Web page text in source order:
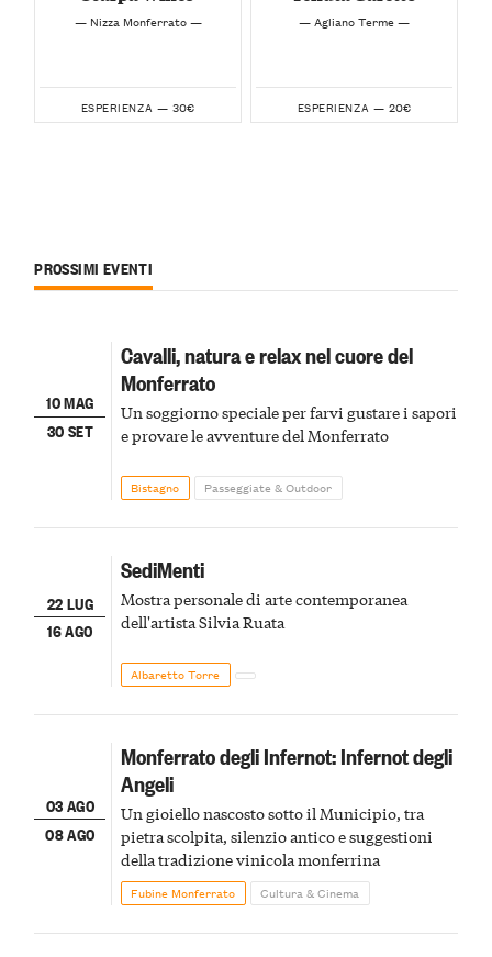
— Nizza Monferrato —
ESPERIENZA — 30€
— Agliano Terme —
ESPERIENZA — 20€
PROSSIMI EVENTI
10 MAG
30 SET
Cavalli, natura e relax nel cuore del
Monferrato
Un soggiorno speciale per farvi gustare i sapori
e provare le avventure del Monferrato
Bistagno Passeggiate & Outdoor
22 LUG
16 AGO
SediMenti
Mostra personale di arte contemporanea
dell'artista Silvia Ruata
Albaretto Torre
03 AGO
08 AGO
Monferrato degli Infernot: Infernot degli
Angeli
Un gioiello nascosto sotto il Municipio, tra
pietra scolpita, silenzio antico e suggestioni
della tradizione vinicola monferrina
Fubine Monferrato Cultura & Cinema